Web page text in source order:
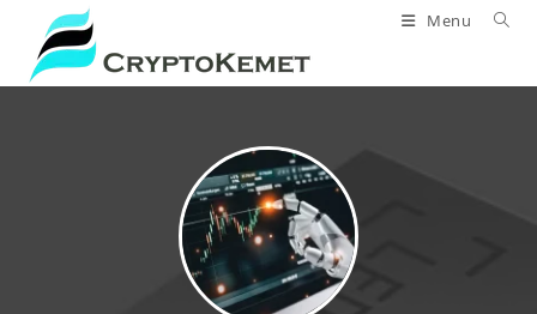
content
Menu